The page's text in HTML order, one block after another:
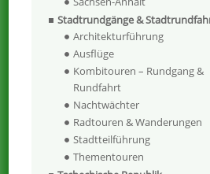
Stadtrundgänge &
Architekturführung
Ausflüge
Kombitouren – Rundgang &
Rundfahrt
Nachtwächter
Radtouren & Wanderungen
Stadtteilführung
Thementouren